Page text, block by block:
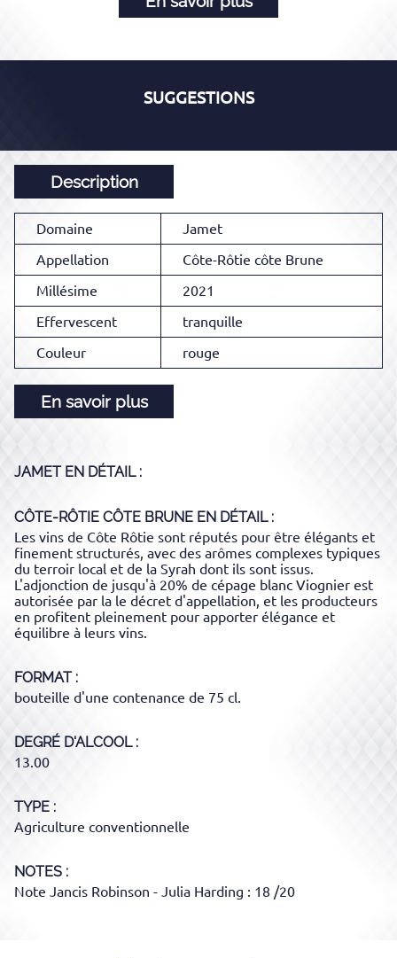
SUGGESTIONS
Description
Domaine
Jamet
Appellation
Côte-Rôtie côte Brune
Millésime
2021
Effervescent
tranquille
Couleur
rouge
En savoir plus
JAMETEN DÉTAIL :
CÔTE-RÔTIE CÔTE BRUNE EN DÉTAIL :
Les vins de Côte Rôtie sont réputés pour être élégants et
finement structurés, avec des arômes complexes typiques
du terroir local et de la Syrah dont ils sont issus.
L'adjonction de jusqu'à 20% de cépage blanc Viognier est
autorisée par la le décret d'appellation, et les producteurs
en profitent pleinement pour apporter élégance et
équilibre à leurs vins.
FORMAT
bouteille d'une contenance de 75 cl.
DEGRÉ D'ALCOOL
13.00
TYPE
Agriculture conventionnelle
NOTES :
Note Jancis Robinson - Julia Harding : 18 /20